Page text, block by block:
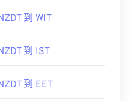
到 WIT
到 IST
到 EET